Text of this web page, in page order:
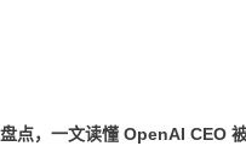
点，一文读懂 OpenAI CEO 被